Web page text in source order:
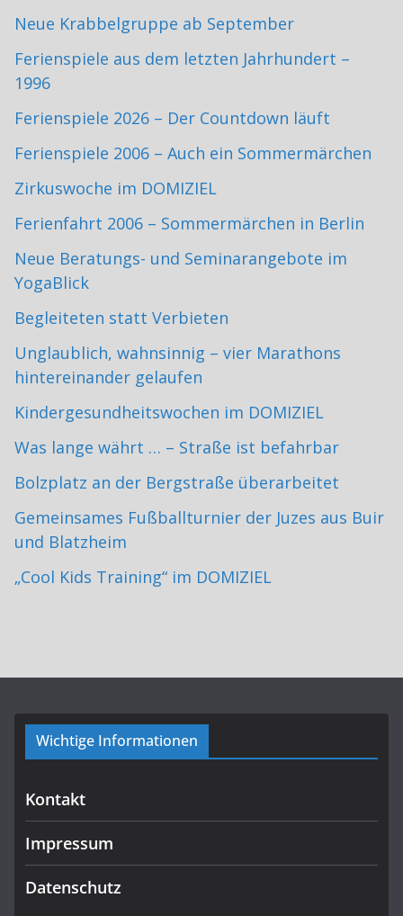
Neue Krabbelgruppe ab September
Ferienspiele aus dem letzten Jahrhundert –
1996
Ferienspiele 2026 – Der Countdown läuft
Ferienspiele 2006 – Auch ein Sommermärchen
Zirkuswoche im DOMIZIEL
Ferienfahrt 2006 – Sommermärchen in Berlin
Neue Beratungs- und Seminarangebote im
YogaBlick
Begleiteten statt Verbieten
Unglaublich, wahnsinnig – vier Marathons
hintereinander gelaufen
Kindergesundheitswochen im DOMIZIEL
Was lange währt … – Straße ist befahrbar
Bolzplatz an der Bergstraße überarbeitet
Gemeinsames Fußballturnier der Juzes aus Buir
und Blatzheim
„Cool Kids Training“ im DOMIZIEL
Wichtige Informationen
Kontakt
Impressum
Datenschutz